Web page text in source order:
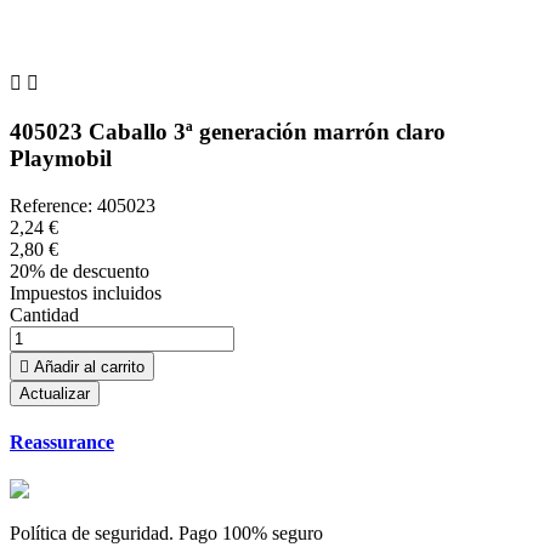
 
405023 Caballo 3ª generación marrón claro
Playmobil
Reference: 405023
2,24 €
2,80 €
20% de descuento
Impuestos incluidos
Cantidad
 Añadir al carrito
Reassurance
Política de seguridad. Pago 100% seguro